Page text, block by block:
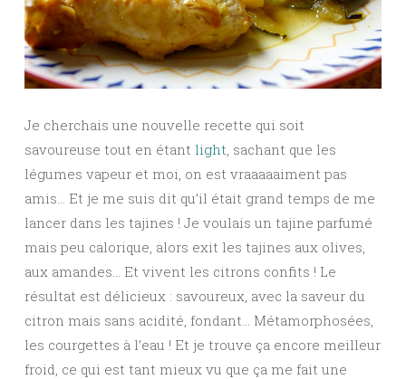
Je cherchais une nouvelle recette qui soit
savoureuse tout en étant light , sachant que les
légumes vapeur et moi, on est vraaaaaiment pas
amis… Et je me suis dit qu’il était grand temps de me
lancer dans les tajines ! Je voulais un tajine parfumé
mais peu calorique, alors exit les tajines aux olives,
aux amandes… Et vivent les citrons confits ! Le
résultat est délicieux : savoureux, avec la saveur du
citron mais sans acidité, fondant… Métamorphosées,
les courgettes à l’eau ! Et je trouve ça encore meilleur
froid, ce qui est tant mieux vu que ça me fait une